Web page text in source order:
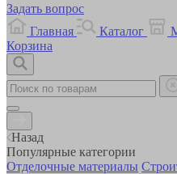
Задать вопрос
Главная
Каталог
Корзина
Назад
Популярные категории
Отделочные материалы